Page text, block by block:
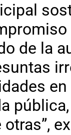
de la